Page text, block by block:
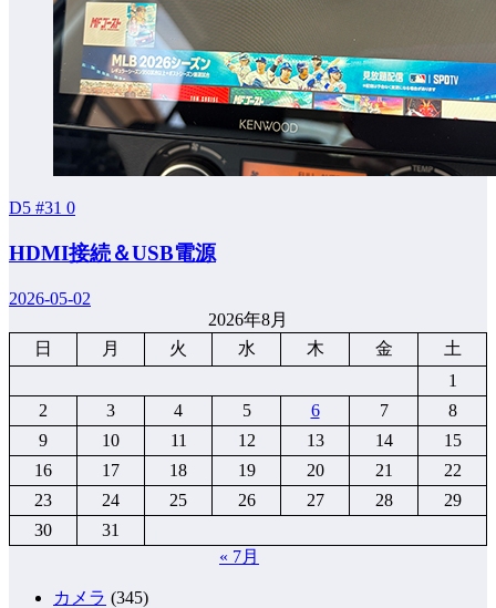
D5 #31 0
HDMI接続＆USB電源
2026-05-02
2026年8月
日
月 火 水 木 金
土
1
2
3 4 5 6 7
8
9
10 11 12 13 14
15
16
17 18 19 20 21
22
23
24 25 26 27 28
29
30
31
« 7月
カメラ (345)